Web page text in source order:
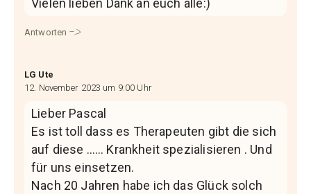
Vielen lieben Dank an euch alle:)
Antworten
LG Ute
12. November 2023 um 9:00 Uhr
Lieber Pascal
Es ist toll dass es Therapeuten gibt die sich
auf diese …… Krankheit spezialisieren . Und
für uns einsetzen.
Nach 20 Jahren habe ich das Glück solch